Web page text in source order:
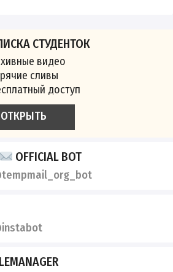
СТУДЕНТОК
видео
сливы
доступ
ОТКРЫТЬ
OFFICIAL BOT